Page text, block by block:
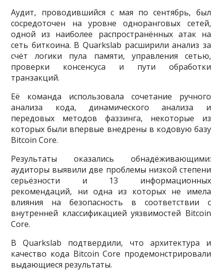
Аудит, проводившийся с мая по сентябрь, был
сосредоточен на уровне одноранговых сетей,
одной из наиболее распространённых атак на
сеть биткоина. В Quarkslab расширили анализ за
счёт логики пула памяти, управления сетью,
проверки консенсуса и пути обработки
транзакций.
Её команда использовала сочетание ручного
анализа кода, динамического анализа и
передовых методов фаззинга, некоторые из
которых были впервые внедрены в кодовую базу
Bitcoin Core.
Результаты оказались обнадёживающими:
аудиторы выявили две проблемы низкой степени
серьёзности и 13 информационных
рекомендаций, ни одна из которых не имела
влияния на безопасность в соответствии с
внутренней классификацией уязвимостей Bitcoin
Core.
В Quarkslab подтвердили, что архитектура и
качество кода Bitcoin Core продемонстрировали
выдающиеся результаты.